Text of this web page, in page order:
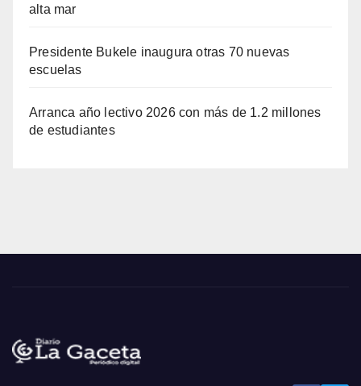
alta mar
Presidente Bukele inaugura otras 70 nuevas
escuelas
Arranca año lectivo 2026 con más de 1.2 millones
de estudiantes